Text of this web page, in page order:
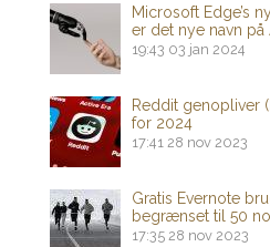
Microsoft Edge’s
er det nye navn
19:43 03 jan 2024
Reddit genopliver
for 2024
17:41 28 nov 2023
Gratis Evernote
begrænset til 50
17:35 28 nov 2023